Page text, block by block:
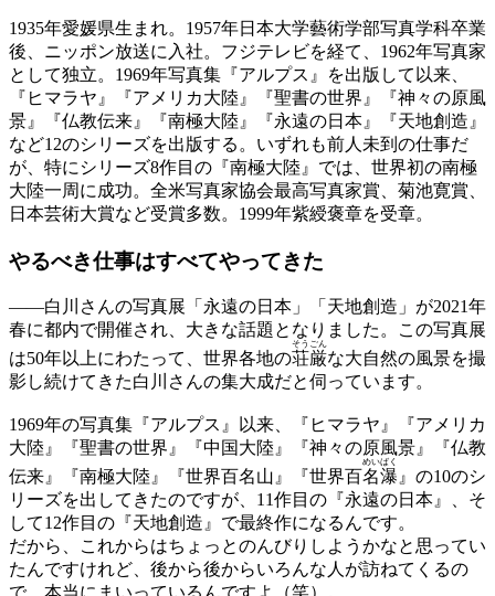
1935年愛媛県生まれ。1957年日本大学藝術学部写真学科卒業
後、ニッポン放送に入社。フジテレビを経て、1962年写真家
として独立。1969年写真集『アルプス』を出版して以来、
『ヒマラヤ』『アメリカ大陸』『聖書の世界』『神々の原風
景』『仏教伝来』『南極大陸』『永遠の日本』『天地創造』
など12のシリーズを出版する。いずれも前人未到の仕事だ
が、特にシリーズ8作目の『南極大陸』では、世界初の南極
大陸一周に成功。全米写真家協会最高写真家賞、菊池寛賞、
日本芸術大賞など受賞多数。1999年紫綬褒章を受章。
やるべき仕事はすべてやってきた
——白川さんの写真展「永遠の日本」「天地創造」が2021年
春に都内で開催され、大きな話題となりました。この写真展
は50年以上にわたって、世界各地の荘厳
そうごん
な大自然の風景を撮
影し続けてきた白川さんの集大成だと伺っています。
1969年の写真集『アルプス』以来、『ヒマラヤ』『アメリカ
大陸』『聖書の世界』『中国大陸』『神々の原風景』『仏教
伝来』『南極大陸』『世界百名山』『世界百名瀑
めいばく
』の10のシ
リーズを出してきたのですが、11作目の『永遠の日本』、そ
して12作目の『天地創造』で最終作になるんです。
だから、これからはちょっとのんびりしようかなと思ってい
たんですけれど、後から後からいろんな人が訪ねてくるの